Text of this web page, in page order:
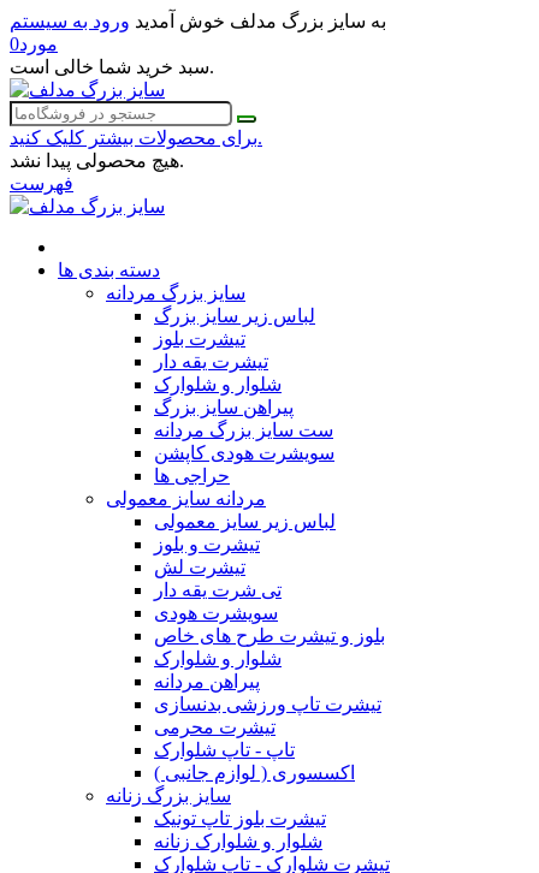
به سایز بزرگ مدلف خوش آمدید ورود به سیستم
0مورد
سبد خرید شما خالی است.
برای محصولات بیشتر کلیک کنید.
هیچ محصولی پیدا نشد.
فهرست
دسته بندی ها
سایز بزرگ مردانه
لباس زیر سایز بزرگ
تیشرت بلوز
تیشرت یقه دار
شلوار و شلوارک
پیراهن سایز بزرگ
ست سایز بزرگ مردانه
سویشرت هودی کاپشن
حراجی ها
مردانه سایز معمولی
لباس زیر سایز معمولی
تیشرت و بلوز
تیشرت لش
تی شرت یقه دار
سویشرت هودی
بلوز و تیشرت طرح های خاص
شلوار و شلوارک
پیراهن مردانه
تیشرت تاپ ورزشی بدنسازی
تیشرت محرمی
تاپ - تاپ شلوارک
اکسسوری ( لوازم جانبی )
سایز بزرگ زنانه
تیشرت بلوز تاپ تونیک
شلوار و شلوارک زنانه
تیشرت شلوارک - تاپ شلوارک